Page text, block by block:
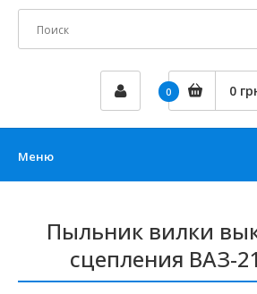
0 0
Меню
Пыльник вилки
сцепления ВАЗ-